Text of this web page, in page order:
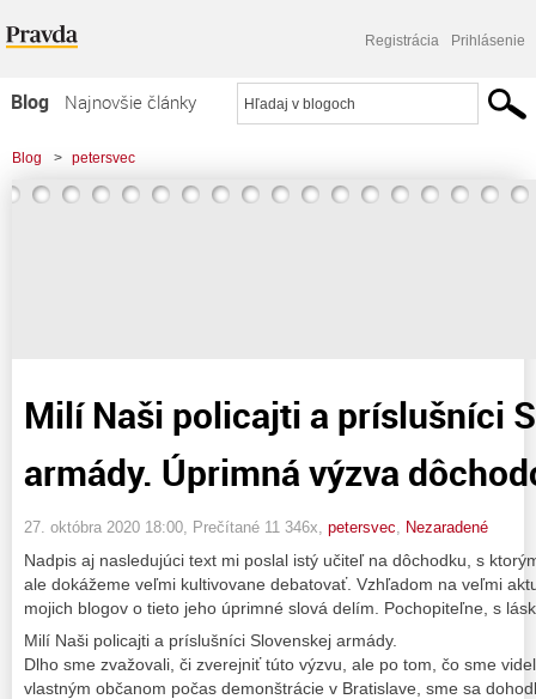
Registrácia Prihlásenie
Blog
Najnovšie články
Najčítanejšie články
Najkomentovanejšie články
Blog > petersvec
> Milí Naši policajti a príslušníci Slovenskej armády. Úprimná výzva dôchodcu.
Milí Naši policajti a príslušníci
armády. Úprimná výzva
27. októbra 2020 18:00 , Prečítané 11 346x, petersvec Nezaradené
Nadpis aj nasledujúci text mi poslal istý učiteľ na dôchodku, s
ale dokážeme veľmi kultivovane debatovať. Vzhľadom na veľmi
mojich blogov o tieto jeho úprimné slová delím. Pochopiteľne, s
Milí Naši policajti a príslušníci Slovenskej armády.
Dlho sme zvažovali, či zverejniť túto výzvu, ale po tom, čo sme
vlastným občanom počas demonštrácie v Bratislave, sme sa